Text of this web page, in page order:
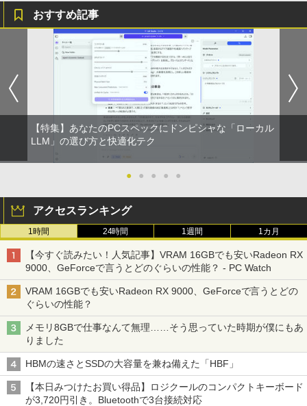
おすすめ記事
【特集】あなたのPCスペックにドンピシャな「ローカル
LLM」の選び方と快適化テク
● ● ● ● ●
アクセスランキング
1時間 24時間 1週間 1カ月
【今すぐ読みたい！人気記事】VRAM 16GBでも安いRadeon RX
9000、GeForceで言うとどのぐらいの性能？ - PC Watch
VRAM 16GBでも安いRadeon RX 9000、GeForceで言うとどの
ぐらいの性能？
メモリ8GBで仕事なんて無理……そう思っていた時期が僕にもあ
りました
HBMの速さとSSDの大容量を兼ね備えた「HBF」
【本日みつけたお買い得品】ロジクールのコンパクトキーボード
が3,720円引き。Bluetoothで3台接続対応